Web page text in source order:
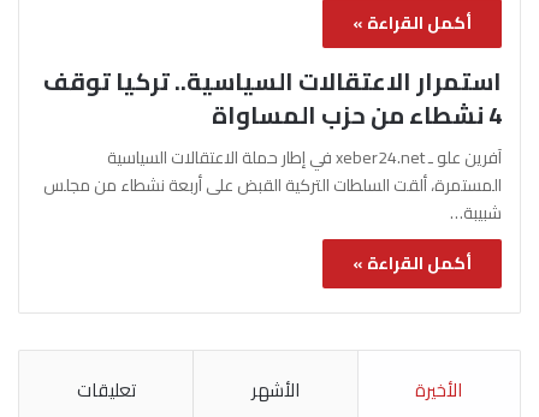
أكمل القراءة »
استمرار الاعتقالات السياسية.. تركيا توقف
4 نشطاء من حزب المساواة
آفرين علو ـ xeber24.net في إطار حملة الاعتقالات السياسية
المستمرة، ألقت السلطات التركية القبض على أربعة نشطاء من مجلس
شبيبة…
أكمل القراءة »
الأخيرة الأشهر تعليقات